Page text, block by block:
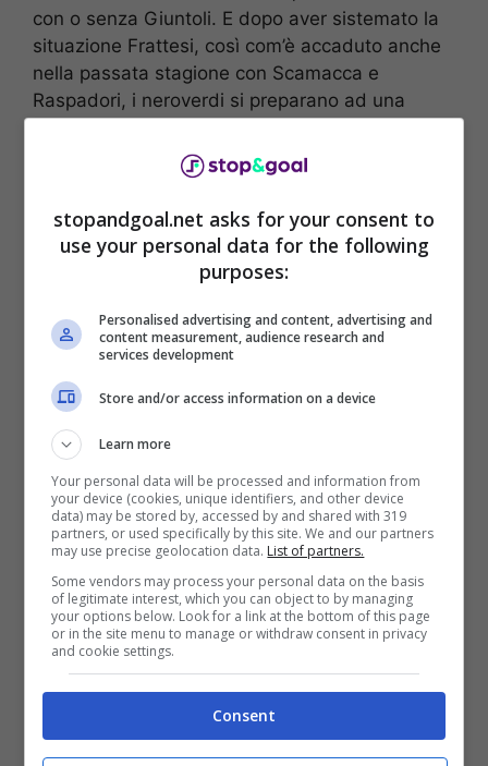
con o senza Giuntoli. E dopo aver sistemato la
situazione Frattesi, così com’è accaduto anche
nella passata stagione con Scamacca e
Raspadori, i neroverdi si preparano ad una
salutato Frattesi.
Secondo quanto riportato daIl Corriere dello
Sport, su Domenico Berardi ci sarebbe
nuovamente finito il Napoli. Per convincere i
neroverdi, dal
dovrà arrivare
un’importante offerta economica, maADL tenta
di giocare al ribassofacendo leva sulle volontà
diBerardi stesso. Costo dell’operazione vicino
20-25 milioni di euro.
stopandgoal.net asks for your consent to
use your personal data for the following
purposes:
Personalised advertising and content, advertising and
content measurement, audience research and
services development
Store and/or access information on a device
Learn more
Your personal data will be processed and information from
your device (cookies, unique identifiers, and other device
data) may be stored by, accessed by and shared with 319
partners, or used specifically by this site. We and our partners
may use precise geolocation data. List of partners.
Some vendors may process your personal data on the basis
of legitimate interest, which you can object to by managing
your options below. Look for a link at the bottom of this page
or in the site menu to manage or withdraw consent in privacy
and cookie settings.
Consent